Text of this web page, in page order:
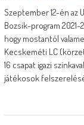
Szeptember 12-én az
Bozsik-program
hogy mostantól
Kecskeméti LC
16 csapat igazi
játékosok